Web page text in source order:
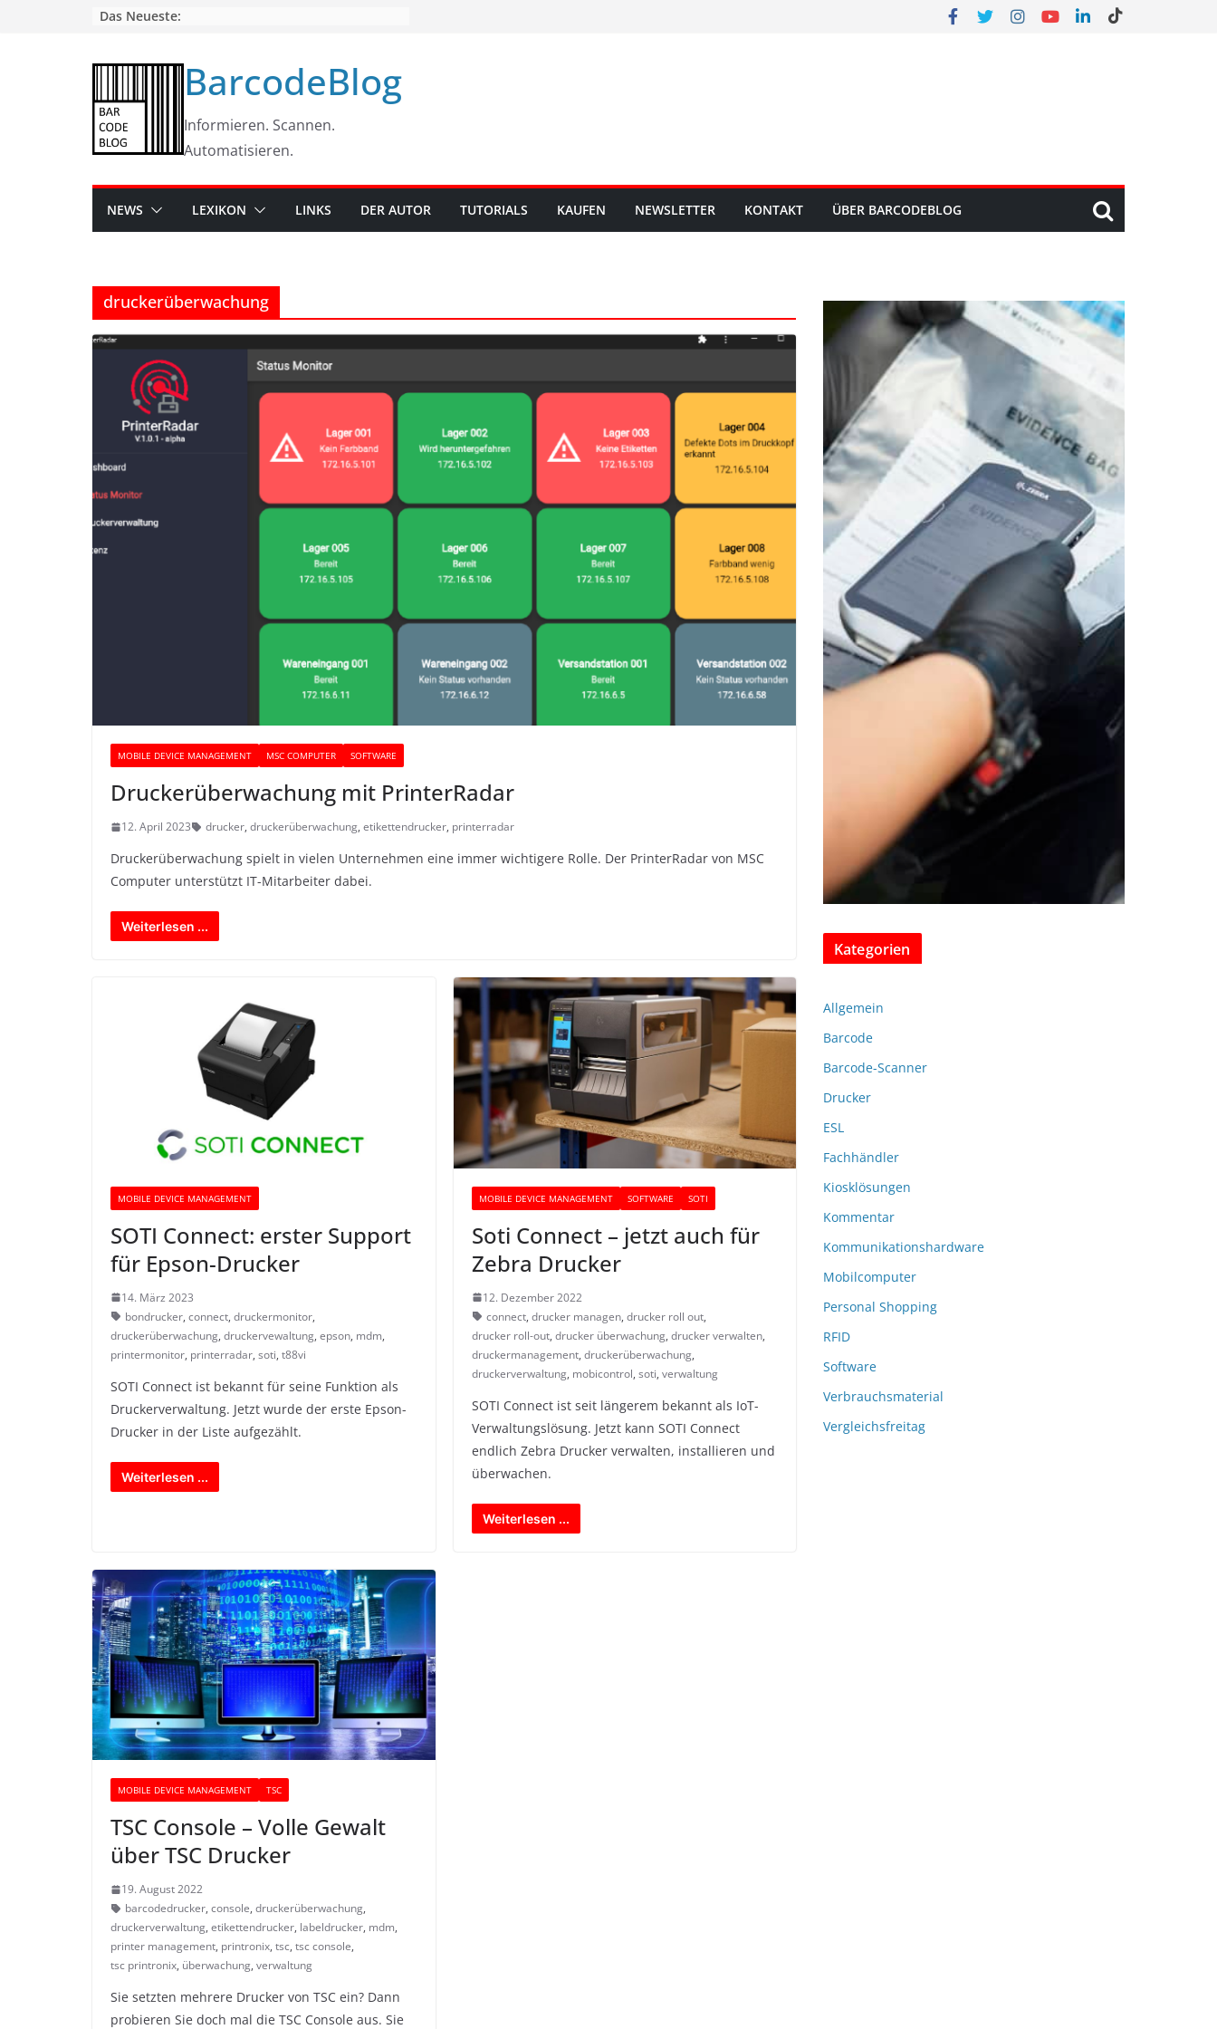
Das Neueste:
BarcodeBlog
Informieren. Scannen.
Automatisieren.
NEWS LEXIKON LINKS DER AUTOR TUTORIALS KAUFEN NEWSLETTER KONTAKT ÜBER BARCODEBLOG
druckerüberwachung
MOBILE DEVICE MANAGEMENT MSC COMPUTER SOFTWARE
Druckerüberwachung mit PrinterRadar
12. April 2023 drucker, druckerüberwachung, etikettendrucker, printerradar
Druckerüberwachung spielt in vielen Unternehmen eine immer wichtigere Rolle. Der PrinterRadar von MSC
Computer unterstützt IT-Mitarbeiter dabei.
Weiterlesen ...
MOBILE DEVICE MANAGEMENT
SOTI Connect: erster Support
für Epson-Drucker
14. März 2023
bondrucker, connect, druckermonitor,
druckerüberwachung, druckervewaltung, epson, mdm,
printermonitor, printerradar, soti, t88vi
SOTI Connect ist bekannt für seine Funktion als
Druckerverwaltung. Jetzt wurde der erste Epson-
Drucker in der Liste aufgezählt.
Weiterlesen ...
MOBILE DEVICE MANAGEMENT SOFTWARE SOTI
Soti Connect – jetzt auch für
Zebra Drucker
12. Dezember 2022
connect, drucker managen, drucker roll out,
drucker roll-out, drucker überwachung, drucker verwalten,
druckermanagement, druckerüberwachung,
druckerverwaltung, mobicontrol, soti, verwaltung
SOTI Connect ist seit längerem bekannt als IoT-
Verwaltungslösung. Jetzt kann SOTI Connect
endlich Zebra Drucker verwalten, installieren und
überwachen.
Weiterlesen ...
MOBILE DEVICE MANAGEMENT TSC
TSC Console – Volle Gewalt
über TSC Drucker
19. August 2022
barcodedrucker, console, druckerüberwachung,
druckerverwaltung, etikettendrucker, labeldrucker, mdm,
printer management, printronix, tsc, tsc console,
tsc printronix, überwachung, verwaltung
Sie setzten mehrere Drucker von TSC ein? Dann
probieren Sie doch mal die TSC Console aus. Sie
Kategorien
Allgemein
Barcode
Barcode-Scanner
Drucker
ESL
Fachhändler
Kiosklösungen
Kommentar
Kommunikationshardware
Mobilcomputer
Personal Shopping
RFID
Software
Verbrauchsmaterial
Vergleichsfreitag